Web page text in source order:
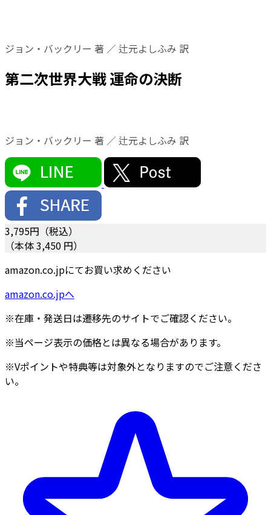
ジョン・バックリー 著 ／ 辻元よしふみ 訳
第二次世界大戦 運命の決断
ジョン・バックリー 著 ／ 辻元よしふみ 訳
3,795円（税込）
（本体 3,450 円）
amazon.co.jpにてお買い求めください
amazon.co.jpへ
※在庫・発送日は遷移先のサイトでご確認ください。
※当ページ表示の価格とは異なる場合があります。
※Vポイントや特典等は対象外となりますのでご注意くださ
い。